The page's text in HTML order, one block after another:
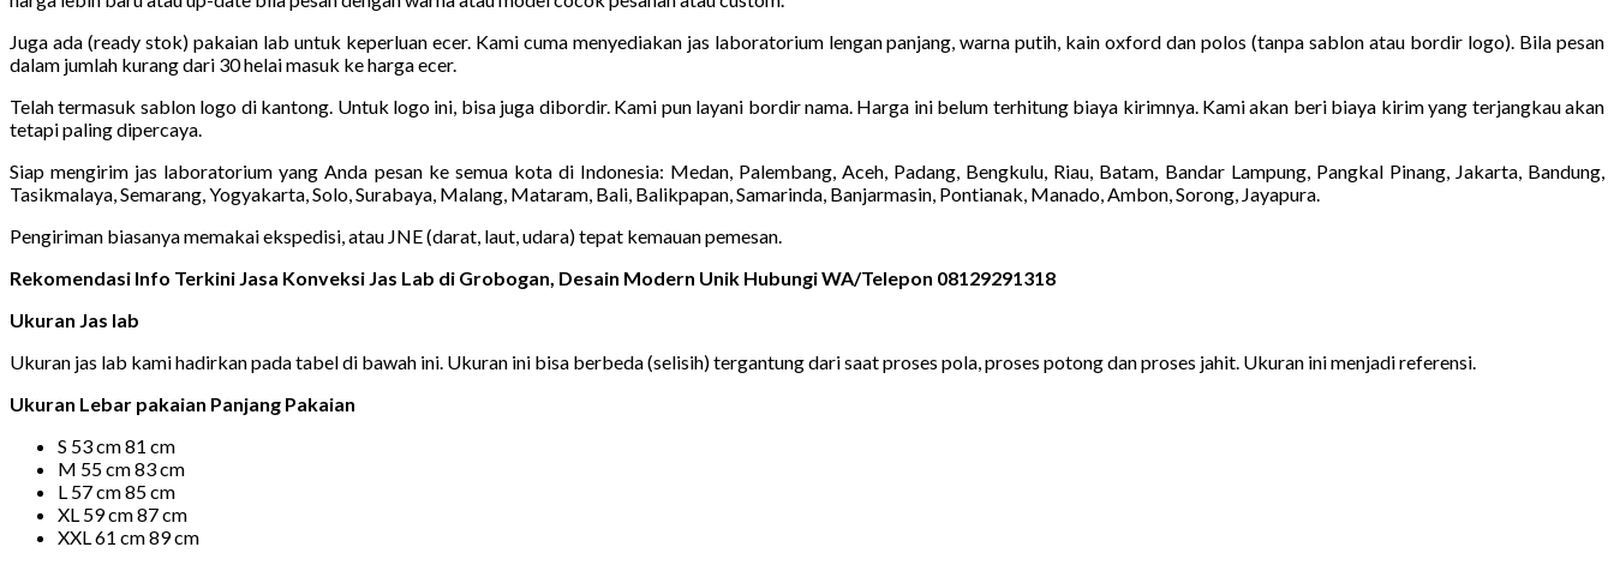
Juga ada (ready stok) pakaian lab untuk keperluan ecer. Kami cuma menyediakan jas laboratorium lengan panjang, warna putih, kain oxford dan polos (tanpa sablon atau bordir logo). Bila pesan
dalam jumlah kurang dari 30 helai masuk ke harga ecer.
Telah termasuk sablon logo di kantong. Untuk logo ini, bisa juga dibordir. Kami pun layani bordir nama. Harga ini belum terhitung biaya kirimnya. Kami akan beri biaya kirim yang terjangkau akan
tetapi paling dipercaya.
Siap mengirim jas laboratorium yang Anda pesan ke semua kota di Indonesia: Medan, Palembang, Aceh, Padang, Bengkulu, Riau, Batam, Bandar Lampung, Pangkal Pinang, Jakarta, Bandung,
Tasikmalaya, Semarang, Yogyakarta, Solo, Surabaya, Malang, Mataram, Bali, Balikpapan, Samarinda, Banjarmasin, Pontianak, Manado, Ambon, Sorong, Jayapura.
Pengiriman biasanya memakai ekspedisi, atau JNE (darat, laut, udara) tepat kemauan pemesan.
Rekomendasi Info Terkini Jasa Konveksi Jas Lab di Grobogan, Desain Modern Unik Hubungi WA/Telepon 08129291318
Ukuran Jas lab
Ukuran jas lab kami hadirkan pada tabel di bawah ini. Ukuran ini bisa berbeda (selisih) tergantung dari saat proses pola, proses potong dan proses jahit. Ukuran ini menjadi referensi.
Ukuran Lebar pakaian Panjang Pakaian
S 53 cm 81 cm
M 55 cm 83 cm
L 57 cm 85 cm
XL 59 cm 87 cm
XXL 61 cm 89 cm